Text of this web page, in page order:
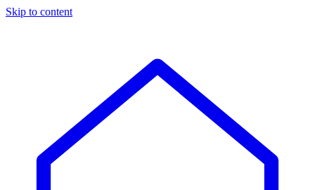
Skip to content